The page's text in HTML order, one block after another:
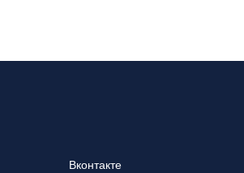
Вконтакте